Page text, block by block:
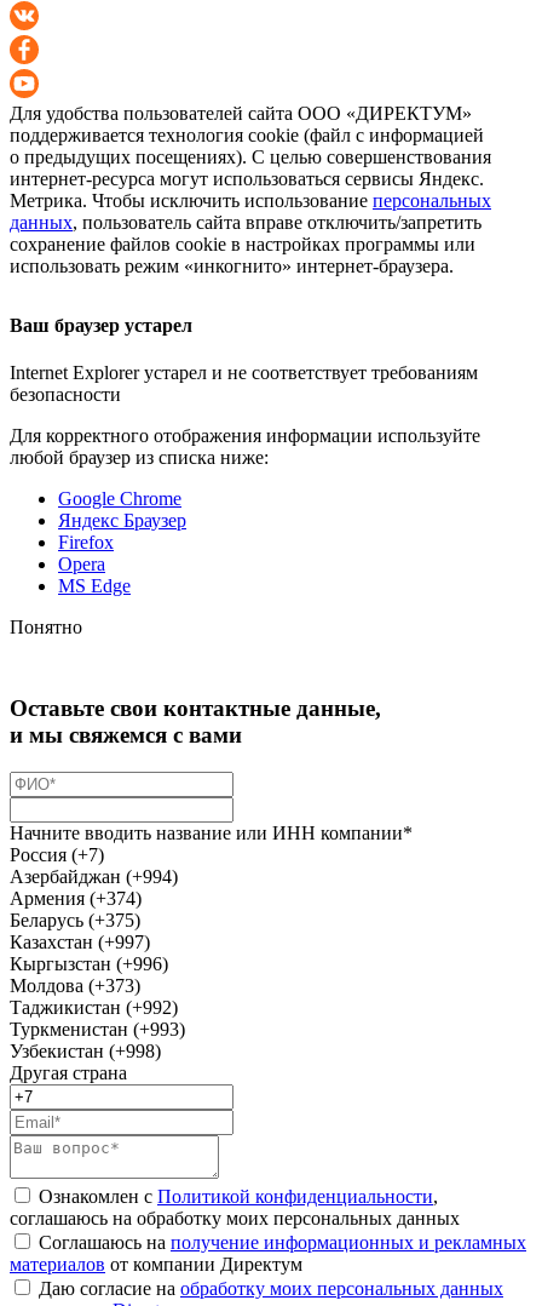
Для удобства пользователей сайта ООО «ДИРЕКТУМ»
поддерживается технология cookie (файл с информацией
о предыдущих посещениях). С целью совершенствования
интернет-ресурса могут использоваться сервисы Яндекс.
Метрика. Чтобы исключить использование персональных
данных, пользователь сайта вправе отключить/запретить
сохранение файлов cookie в настройках программы или
использовать режим «инкогнито» интернет-браузера.
Ваш браузер устарел
Internet Explorer устарел и не соответствует требованиям
безопасности
Для корректного отображения информации используйте
любой браузер из списка ниже:
Google Chrome
Яндекс Браузер
Firefox
Opera
MS Edge
Понятно
Оставьте свои контактные данные,
и мы свяжемся с вами
Начните вводить название или ИНН компании*
Россия (+7)
Азербайджан (+994)
Армения (+374)
Беларусь (+375)
Казахстан (+997)
Кыргызстан (+996)
Молдова (+373)
Таджикистан (+992)
Туркменистан (+993)
Узбекистан (+998)
Другая страна
Ознакомлен с Политикой конфиденциальности,
соглашаюсь на обработку моих персональных данных
Соглашаюсь на получение информационных и рекламных
материалов от компании Директум
Даю согласие на обработку моих персональных данных